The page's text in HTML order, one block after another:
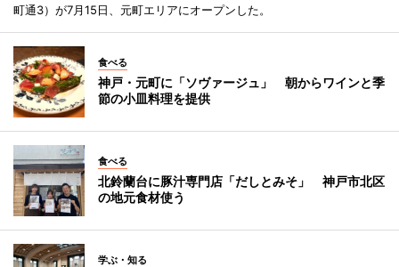
町通3）が7月15日、元町エリアにオープンした。
食べる
神戸・元町に「ソヴァージュ」 朝からワインと季
節の小皿料理を提供
食べる
北鈴蘭台に豚汁専門店「だしとみそ」 神戸市北区
の地元食材使う
学ぶ・知る